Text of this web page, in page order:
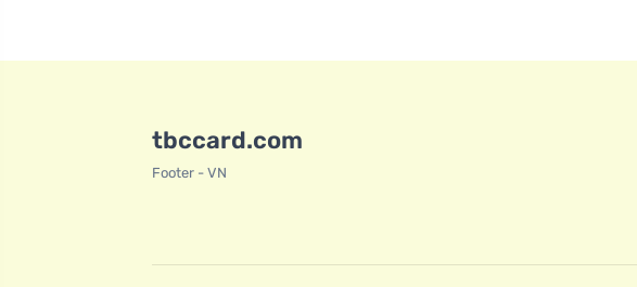
tbccard.com
Footer - VN